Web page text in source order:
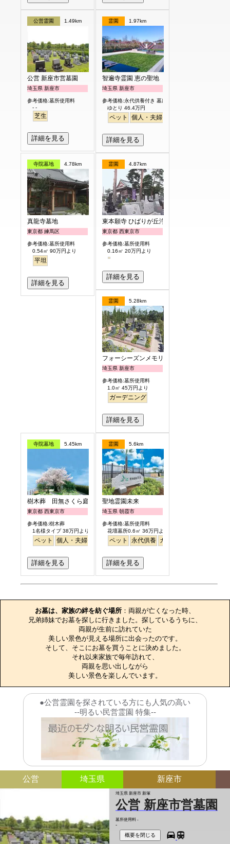
公営霊園 1.49km
公営 新座市営墓園
埼玉県 新座市
参考価格:墓所使用料
- -
芝生
詳細を見る
霊園 1.97km
智遍寺霊園 恵の聖地
埼玉県 新座市
参考価格:永代供養付き 墓所使用料
ゆとり 46.4万円
ペット 個人・夫婦
詳細を見る
寺院墓地 4.78km
真龍寺墓地
東京都 練馬区
参考価格:墓所使用料
0.54㎡ 90万円より
平坦
詳細を見る
霊園 4.87km
東本願寺 ひばりが丘浄苑
東京都 西東京市
参考価格:墓所使用料
0.16㎡ 20万円より
詳細を見る
霊園 5.28km
フォーシーズンメモリアル新座
埼玉県 新座市
参考価格:墓所使用料
1.0㎡ 45万円より
ガーデニング
詳細を見る
寺院墓地 5.45km
樹木葬 田無さくら庭園
東京都 西東京市
参考価格:樹木葬
1名様タイプ 38万円より
ペット 個人・夫婦 永代供養 樹木葬 公園墓地
詳細を見る
霊園 5.6km
聖地霊園未来
埼玉県 朝霞市
参考価格:墓所使用料
花壇墓所0.6㎡ 36万円より
ペット 永代供養 ガーデニング
詳細を見る
お墓は、家族の絆を紡ぐ場所 ：両親が亡くなった時、
兄弟姉妹でお墓を探しに行きました。探しているうちに、
両親が生前に訪れていた
美しい景色が見える場所に出会ったのです。
そして、そこにお墓を買うことに決めました。
それ以来家族で毎年訪れて、
両親を思い出しながら
美しい景色を楽しんでいます。
●公営霊園を探されている方にも人気の高い
--明るい民営霊園 特集--
公営 埼玉県 新座市
埼玉県 新座市 新塚
公営 新座市営墓園
墓所使用料 -
-
概要を閉じる